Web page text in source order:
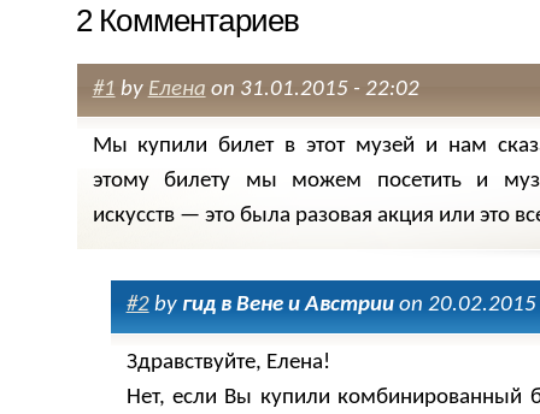
2 Комментариев
#1 by Елена on 31.01.2015 - 22:02
Мы купили билет в этот музей и нам
этому билету мы можем посетить и
искусств — это была разовая акция или это
#2by гид в Вене и Австрииon 20.02.2015
Здравствуйте, Елена!
Нет, если Вы купили комбинированный